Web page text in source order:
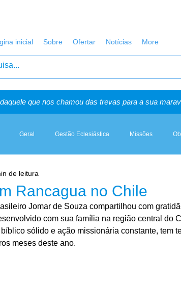
inicial Sobre Ofertar Notícias More
que nos chamou das trevas para a sua
Geral Gestão Eclesiástica Missões
& Esboços
Rancagua no Chile
de leitura
Jomar de Souza compartilhou com
com sua família na região central do
sólido e ação missionária constante, tem
meses deste ano.